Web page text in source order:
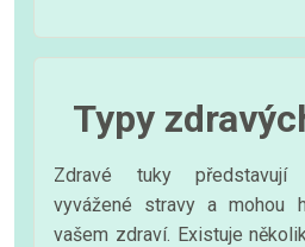
Typy
Zdravé tuky představují
vyvážené stravy a mohou
vašem zdraví. Existuje